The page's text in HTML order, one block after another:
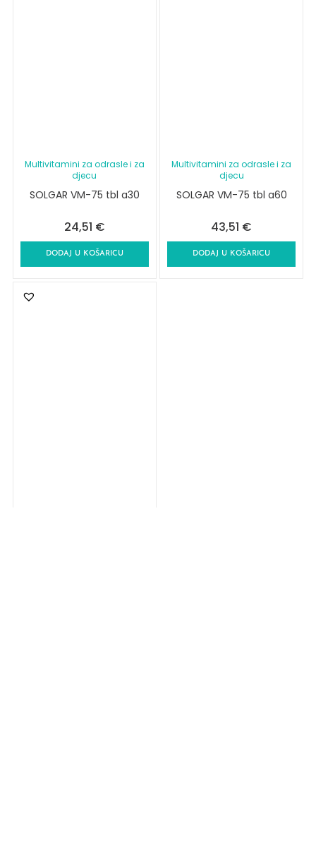
Multivitamini za odrasle i za
djecu
SOLGAR VM-75 tbl a30
24,51 €
DODAJ U KOŠARICU
Multivitamini za odrasle i za
djecu
SOLGAR VM-75 tbl a60
43,51 €
DODAJ U KOŠARICU